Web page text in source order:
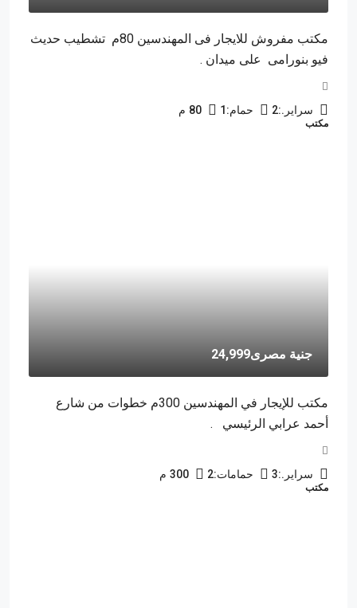
مكتب مفروش للايجار فى المهندسين 80م تشطيب حديث
فيو بنورامى على ميدان .
سراير.:2 حمام: 1
80 م
مكتب
جنية مصرى24,999
مكتب للإيجار في المهندسين 300م خطوات من شارع
أحمد عرابي الرئيسي .
سراير.:3 حمامات:2
300 م
مكتب